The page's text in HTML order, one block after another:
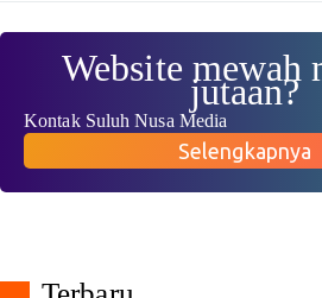
Website mewah
jutaan?
Kontak Suluh Nusa Media
Selengkapnya